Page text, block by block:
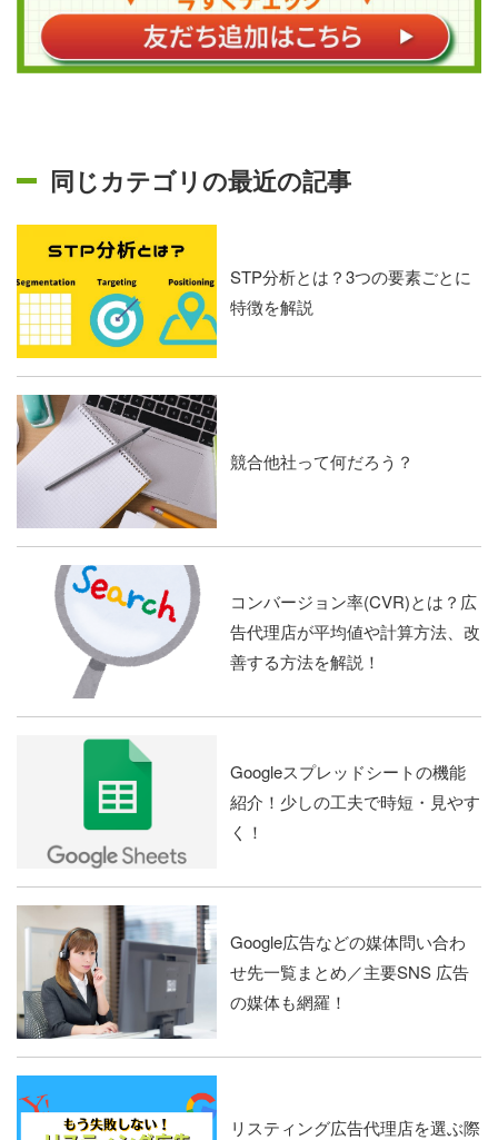
同じカテゴリの最近の記事
STP分析とは？3つの要素ごとに
特徴を解説
競合他社って何だろう？
コンバージョン率(CVR)とは？広
告代理店が平均値や計算方法、改
善する方法を解説！
Googleスプレッドシートの機能
紹介！少しの工夫で時短・見やす
く！
Google広告などの媒体問い合わ
せ先一覧まとめ／主要SNS 広告
の媒体も網羅！
リスティング広告代理店を選ぶ際